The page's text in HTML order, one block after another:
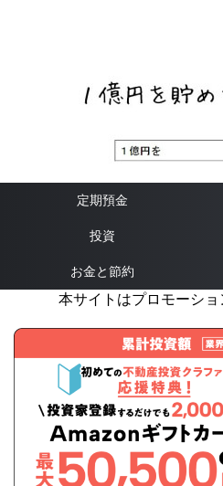
定期預金
投資
お金と節約
本サイトはプロモーシ